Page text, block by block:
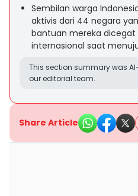
Sembilan warga
aktivis dari 44 negara
bantuan mereka dicegat
internasional saat
This section summary was
our editorial team.
Share Article